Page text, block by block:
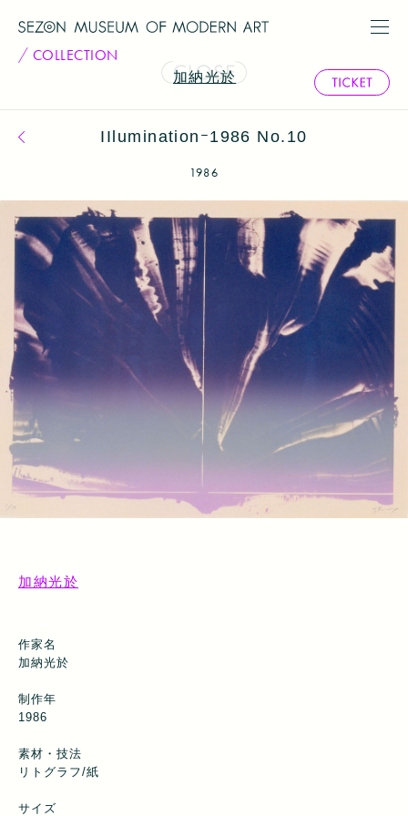
COLLECTION
加納光於
コレクション一覧へ戻る
IIluminationｰ1986 No.10
1986
加納光於
作家名
加納光於
制作年
1986
素材・技法
リトグラフ/紙
サイズ